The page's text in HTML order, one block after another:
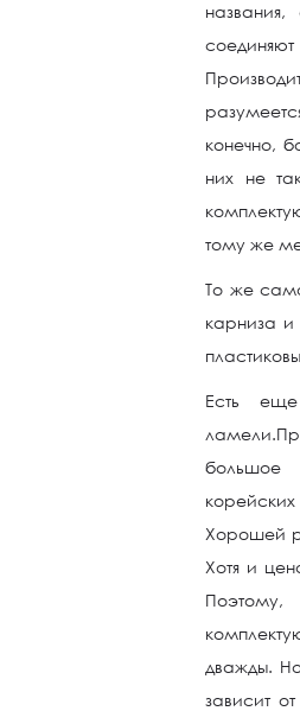
конечно,
них не
тому же
То же
карниза и
Есть
большое
Хорошей
Хотя и
Поэтому,
дважды.
зависит